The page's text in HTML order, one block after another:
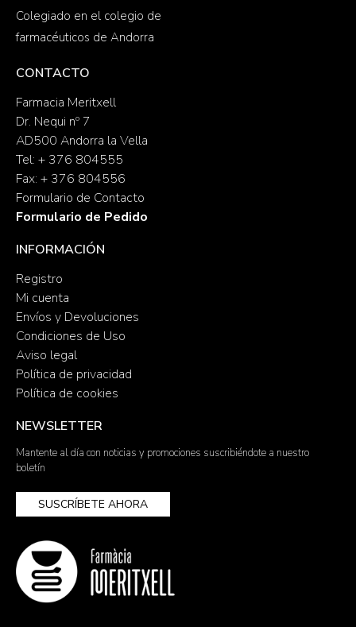
Colegiado en el colegio de
farmacéuticos de Andorra
CONTACTO
Farmacia Meritxell
Dr. Nequi nº 7
AD500 Andorra la Vella
Tel: + 376 804555
Fax: + 376 804556
Formulario de Contacto
Formulario de Pedido
INFORMACIÓN
Registro
Mi cuenta
Envíos y Devoluciones
Condiciones de Uso
Aviso legal
Política de privacidad
Política de cookies
NEWSLETTER
Mantente al día con noticias y promociones suscribiéndote a nuestro
boletín
SUSCRÍBETE AHORA